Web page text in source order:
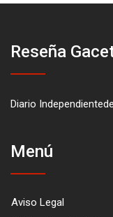
Reseña
Diario
Menú
Aviso Legal